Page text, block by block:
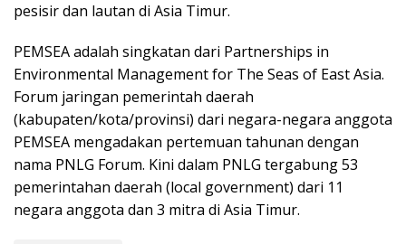
pesisir dan lautan di Asia Timur.
PEMSEA adalah singkatan dari Partnerships in
Environmental Management for The Seas of East Asia.
Forum jaringan pemerintah daerah
(kabupaten/kota/provinsi) dari negara-negara anggota
PEMSEA mengadakan pertemuan tahunan dengan
nama PNLG Forum. Kini dalam PNLG tergabung 53
pemerintahan daerah (local government) dari 11
negara anggota dan 3 mitra di Asia Timur.